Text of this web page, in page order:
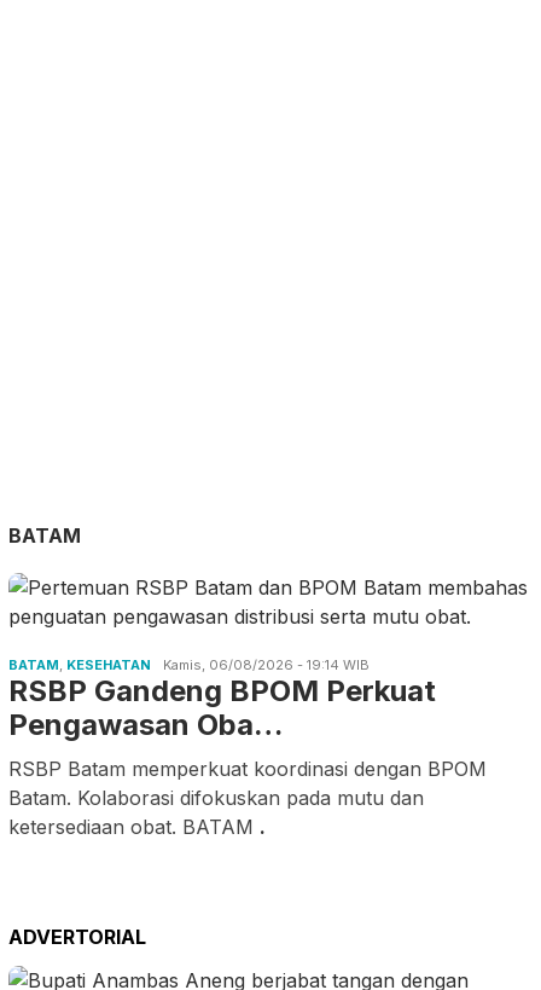
BATAM
BATAM, KESEHATAN Kamis, 06/08/2026 - 19:14 WIB
RSBP Gandeng BPOM Perkuat
Pengawasan Oba…
RSBP Batam memperkuat koordinasi dengan BPOM
Batam. Kolaborasi difokuskan pada mutu dan
ketersediaan obat. BATAM .
ADVERTORIAL